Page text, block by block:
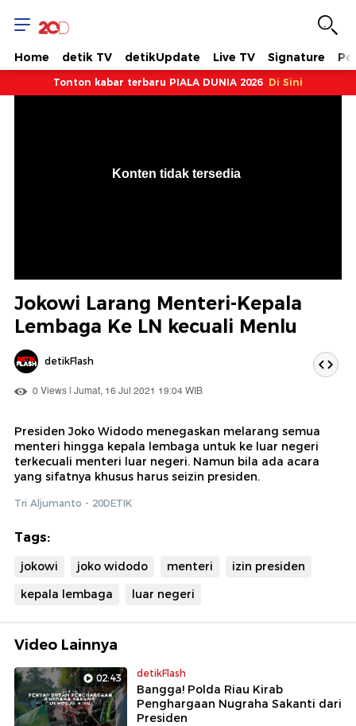
Home detik TV detikUpdate Live TV Signature
Tonton kabar terbaru PIALA DUNIA 2026 Di Sini
Konten tidak tersedia
Jokowi Larang Menteri-Kepala
Lembaga Ke LN kecuali Menlu
detikFlash
0 Views | Jumat, 16 Jul 2021 19:04 WIB
Presiden Joko Widodo menegaskan melarang semua
menteri hingga kepala lembaga untuk ke luar negeri
terkecuali menteri luar negeri. Namun bila ada acara
yang sifatnya khusus harus seizin presiden.
Tri Aljumanto - 20DETIK
Tags:
jokowi joko widodo menteri
izin presiden
kepala lembaga
luar negeri
Video Lainnya
02:43 detikFlash
Bangga! Polda Riau Kirab
Penghargaan Nugraha Sakanti dari
Presiden